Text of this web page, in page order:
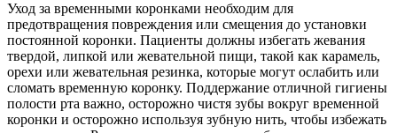
Уход за временными коронками необходим для
предотвращения повреждения или смещения до установки
постоянной коронки. Пациенты должны избегать жевания
твердой, липкой или жевательной пищи, такой как карамель,
орехи или жевательная резинка, которые могут ослабить или
сломать временную коронку. Поддержание отличной гигиены
полости рта важно, осторожно чистя зубы вокруг временной
коронки и осторожно используя зубную нить, чтобы избежать